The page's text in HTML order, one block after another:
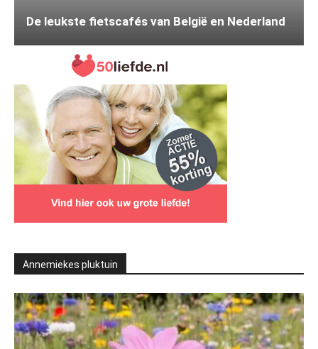
De leukste fietscafés van België en Nederland
Annemiekes pluktuin